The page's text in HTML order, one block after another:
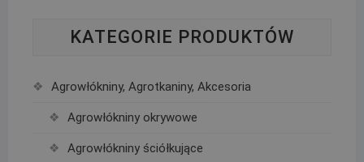
KATEGORIE PRODUKTÓW
Agrowłókniny, Agrotkaniny, Akcesoria
Agrowłókniny okrywowe
Agrowłókniny ściółkujące